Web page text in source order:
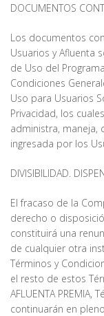
DOCUMENTOS
Los documentos
Usuarios y Afluenta
de Uso del Programa
Condiciones
Uso para Usuarios
Privacidad, los
administra, maneja,
ingresada por los
DIVISIBILIDAD.
El fracaso de la
derecho o
constituirá una
de cualquier otra
Términos y
el resto de estos
AFLUENTA
continuarán en